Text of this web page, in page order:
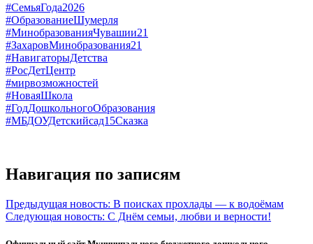
#СемьяГода2026
#ОбразованиеШумерля
#МинобразованияЧувашии21
#ЗахаровМинобразования21
#НавигаторыДетства
#РосДетЦентр
#мирвозможностей
#НоваяШкола
#ГодДошкольногоОбразования
#МБДОУДетскийсад15Сказка
Навигация по записям
Предыдущая новость: В поисках прохлады — к водоёмам
Следующая новость: С Днём семьи, любви и верности!